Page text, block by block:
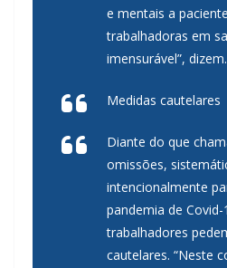
e mentais a
trabalhadoras em
imensurável”, dizem.
Medidas cautelares
Diante do que
omissões,
intencionalmente
pandemia de Covid-
trabalhadores
cautelares. “Neste